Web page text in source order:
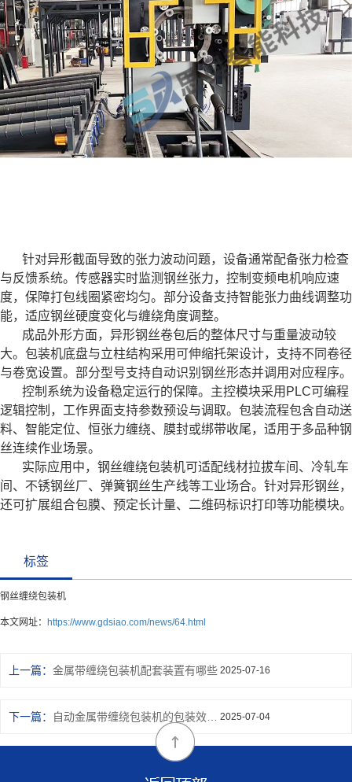
针对异形截面导致的张力波动问题，设备通常配备张力检查
与反馈系统。传感器实时监测钢丝张力，控制变频电机响应速
度，保障打包线圈紧密均匀。部分设备支持智能张力曲线调整功
能，适应钢丝硬度变化与缠绕角度调整。
成品外形方面，异形钢丝卷包后的整体尺寸与重量波动较
大。包装机底盘与立柱结构采用可伸缩托架设计，支持不同卷径
与卷宽设置。部分型号支持自动识别钢丝形态并调用对应程序。
控制系统为设备稳定运行的保障。主控模块采用PLC可编程
逻辑控制，工作界面支持参数预设与调取。包装流程包含自动送
料、智能定位、恒张力缠绕、膜封或绑带收尾，适用于多品种钢
丝连续作业场景。
实际应用中，钢丝缠绕包装机可适配线材拉拔车间、冷轧车
间、不锈钢丝厂、弹簧钢丝生产线等工业场合。针对异形钢丝，
还可扩展组合包膜、预定长计量、二维码标识打印等功能模块。
标签
钢丝缠绕包装机
本文网址： https://www.gdsiao.com/news/64.html
上一篇： 金属带缠绕包装机配套装置有哪些 2025-07-16
下一篇： 2025-07-04